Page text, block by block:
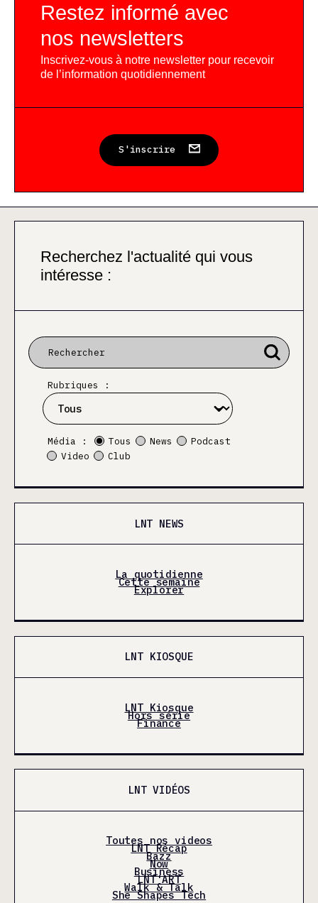
Restez informé avec
nos newsletters
Inscrivez-vous à notre newsletter pour recevoir
de l’information quotidiennement
S'inscrire
Recherchez l'actualité qui vous
intéresse :
Rubriques :
Média : Tous News
Podcast
Video
Club
LNT NEWS
La quotidienne
Cette semaine
Explorer
LNT KIOSQUE
LNT Kiosque
Hors série
Finance
LNT VIDÉOS
Toutes nos videos
LNT Récap
Bazz
Now
Business
LNT'ART
Walk & Talk
She Shapes Tech